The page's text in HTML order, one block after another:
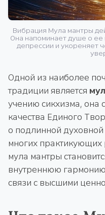
Вибрация Мула мантры
Она напоминает душе о ее
депрессии и укореняет
Одной из наиболее
традиции является
учению сикхизма, она
качества Единого
о подлинной
многих практикующих
мула мантры
внутреннюю
связи с высшими